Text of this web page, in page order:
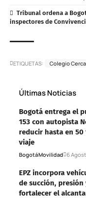
Tribunal ordena a
inspectores de
ETIQUETAS: Colegio
Últimas Noticias
Bogotá entrega el
153 con autopista
reducir hasta en
viaje
BogotáMovilidad 6
EPZ incorpora
de succión, presión
fortalecer el